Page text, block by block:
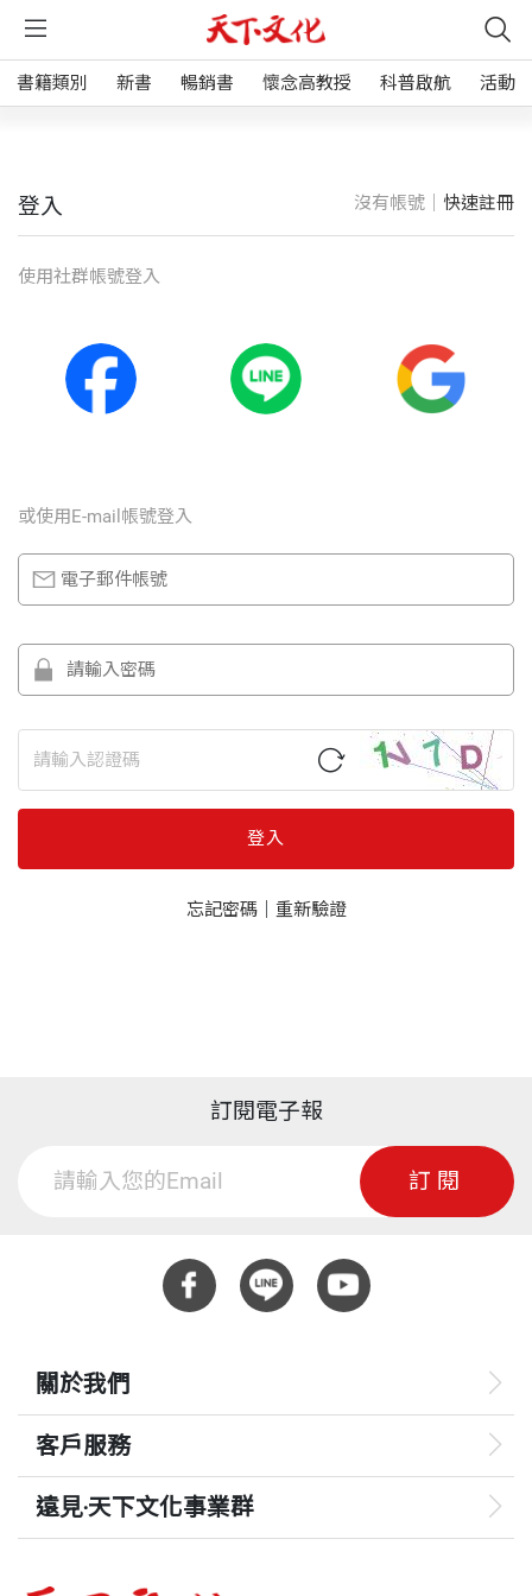
書籍類別 新書 暢銷書 懷念高教授 科普啟航 活動
登入 沒有帳號｜ 快速註冊
使⽤社群帳號登入
或使⽤E-mail帳號登入
登入
忘記密碼｜ 重新驗證
訂閱電子報
訂閱
關於我們
客戶服務
遠見‧天下文化事業群